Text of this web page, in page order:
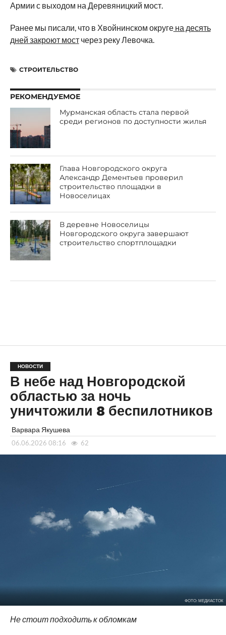
Армии с выходом на Деревяницкий мост.
Ранее мы писали, что в Хвойнинском округена десять
дней закроют мостчерез реку Левочка.
СТРОИТЕЛЬСТВО
РЕКОМЕНДУЕМОЕ
Мурманская область стала первой
среди регионов по доступности жилья
Глава Новгородского округа
Александр Дементьев проверил
строительство площадки в
Новоселицах
В деревне Новоселицы
Новгородского округа завершают
строительство спортплощадки
НОВОСТИ
В небе над Новгородской
областью за ночь
уничтожили 8 беспилотников
Варвара Якушева
06.06.2026 08:16 62
ФОТО: МЕДИАСТОК
Не стоит подходить к обломкам